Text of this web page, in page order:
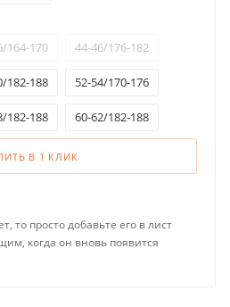
164-170 44-46/176-182
182-188 52-54/170-176
182-188 60-62/182-188
В 1 КЛИК
то просто добавьте его в лист
когда он вновь появится